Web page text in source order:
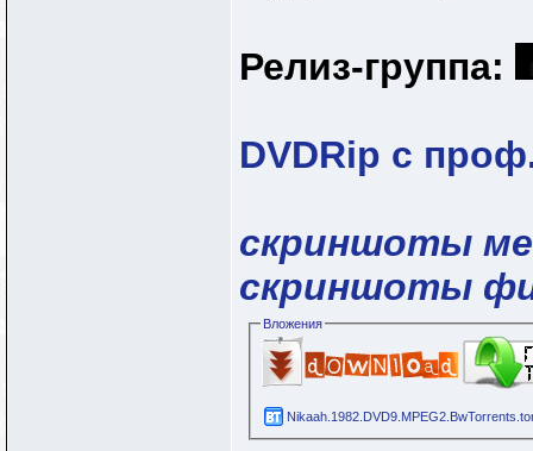
Релиз-группа:
DVDRip с
скриншоты
скриншоты
Вложения